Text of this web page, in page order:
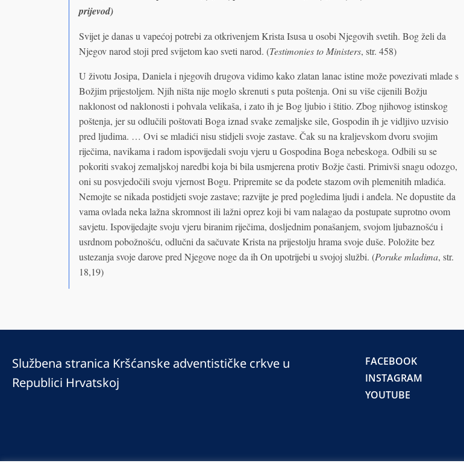
prijevod)
Svijet je danas u vapećoj potrebi za otkrivenjem Krista Isusa u osobi Njegovih svetih. Bog želi da
Njegov narod stoji pred svijetom kao sveti narod. (Testimonies to Ministers, str. 458)
U životu Josipa, Daniela i njegovih drugova vidimo kako zlatan lanac istine može povezivati mlade s
Božjim prijestoljem. Njih ništa nije moglo skrenuti s puta poštenja. Oni su više cijenili Božju
naklonost od naklonosti i pohvala velikaša, i zato ih je Bog ljubio i štitio. Zbog njihovog istinskog
poštenja, jer su odlučili poštovati Boga iznad svake zemaljske sile, Gospodin ih je vidljivo uzvisio
pred ljudima. … Ovi se mladići nisu stidjeli svoje zastave. Čak su na kraljevskom dvoru svojim
riječima, navikama i radom ispovijedali svoju vjeru u Gospodina Boga nebeskoga. Odbili su se
pokoriti svakoj zemaljskoj naredbi koja bi bila usmjerena protiv Božje časti. Primivši snagu odozgo,
oni su posvjedočili svoju vjernost Bogu. Pripremite se da pođete stazom ovih plemenitih mladića.
Nemojte se nikada postidjeti svoje zastave; razvijte je pred pogledima ljudi i anđela. Ne dopustite da
vama ovlada neka lažna skromnost ili lažni oprez koji bi vam nalagao da postupate suprotno ovom
savjetu. Ispovijedajte svoju vjeru biranim riječima, dosljednim ponašanjem, svojom ljubaznošću i
usrdnom pobožnošću, odlučni da sačuvate Krista na prijestolju hrama svoje duše. Položite bez
ustezanja svoje darove pred Njegove noge da ih On upotrijebi u svojoj službi. (Poruke mladima, str.
18,19)
Službena stranica Kršćanske adventističke crkve u
Republici Hrvatskoj
FACEBOOK
INSTAGRAM
YOUTUBE